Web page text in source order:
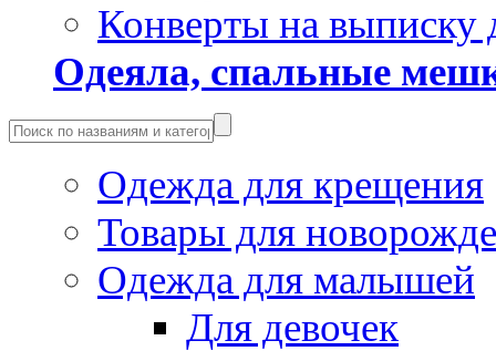
Конверты на выписку
Одеяла, спальные
Одежда для крещения
Товары для
Одежда для малышей
Для девочек